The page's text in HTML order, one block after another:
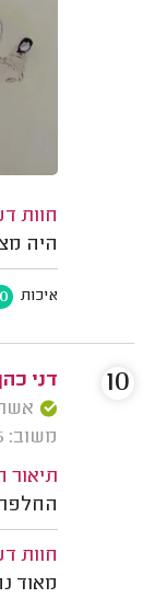
חוות
היה
איכות
דני
אשרור:
משוב: 24/04/2025
תיאור
החלפת
חוות
מאוד
10